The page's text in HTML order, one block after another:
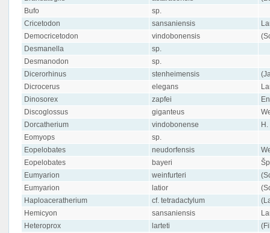
Bufo
sp.
Cricetodon
sansaniensis
Democricetodon
vindobonensis
Desmanella
sp.
Desmanodon
sp.
Dicerorhinus
stenheimensis
Dicrocerus
elegans
Dinosorex
zapfei
Discoglossus
giganteus
Dorcatherium
vindobonense
H.
Eomyops
sp.
Eopelobates
neudorfensis
Eopelobates
bayeri
Eumyarion
weinfurteri
Eumyarion
latior
Haploaceratherium
cf. tetradactylum
Hemicyon
sansaniensis
Heteroprox
larteti